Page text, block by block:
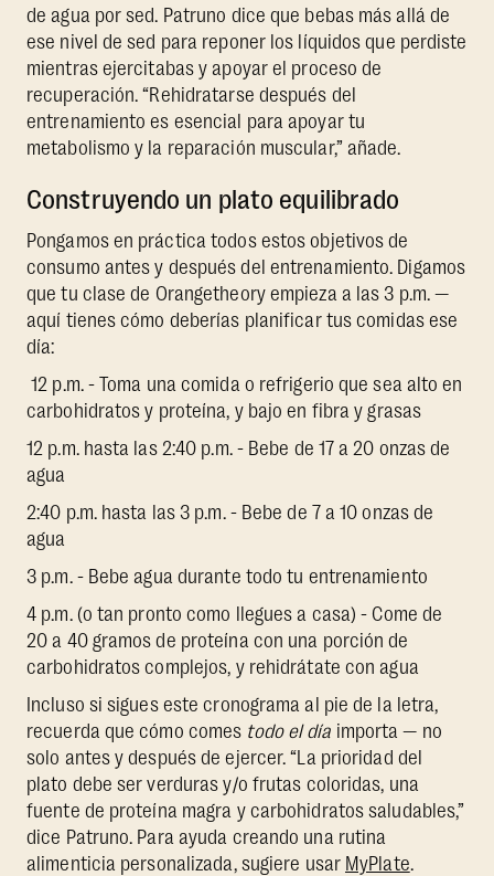
de agua por sed. Patruno dice que bebas más allá de
ese nivel de sed para reponer los líquidos que perdiste
mientras ejercitabas y apoyar el proceso de
recuperación. “Rehidratarse después del
entrenamiento es esencial para apoyar tu
metabolismo y la reparación muscular,” añade.
Construyendo un plato equilibrado
Pongamos en práctica todos estos objetivos de
consumo antes y después del entrenamiento. Digamos
que tu clase de Orangetheory empieza a las 3 p.m. —
aquí tienes cómo deberías planificar tus comidas ese
día:
12 p.m. - Toma una comida o refrigerio que sea alto en
carbohidratos y proteína, y bajo en fibra y grasas
12 p.m. hasta las 2:40 p.m. - Bebe de 17 a 20 onzas de
agua
2:40 p.m. hasta las 3 p.m. - Bebe de 7 a 10 onzas de
agua
3 p.m. - Bebe agua durante todo tu entrenamiento
4 p.m. (o tan pronto como llegues a casa) - Come de
20 a 40 gramos de proteína con una porción de
carbohidratos complejos, y rehidrátate con agua
Incluso si sigues este cronograma al pie de la letra,
recuerda que cómo comes todo el día importa — no
solo antes y después de ejercer. “La prioridad del
plato debe ser verduras y/o frutas coloridas, una
fuente de proteína magra y carbohidratos saludables,”
dice Patruno. Para ayuda creando una rutina
alimenticia personalizada, sugiere usar MyPlate.